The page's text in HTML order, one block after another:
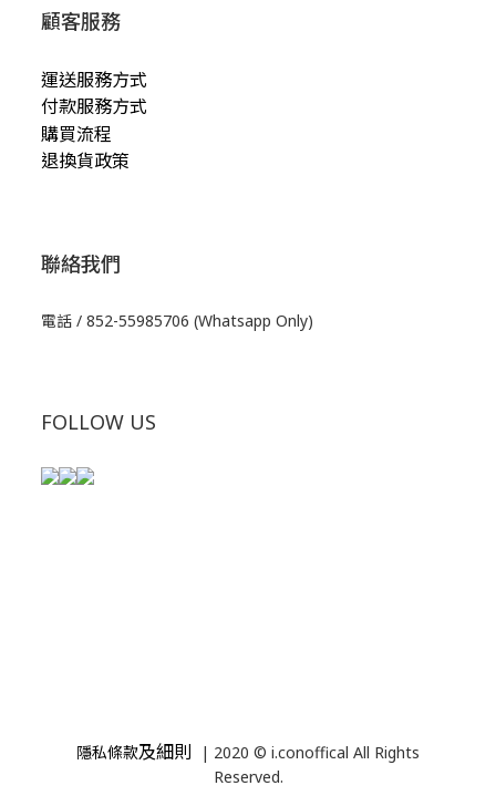
顧客服務
運送服務方式
付款服務方式
購買流程
退換貨政策
聯絡我們
電話 / 852-55985706 (Whatsapp Only)
FOLLOW US
隱私條款及細則
| 2020 © i.conoffical All Rights
Reserved.